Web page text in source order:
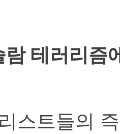
람 테러리즘
스트들의